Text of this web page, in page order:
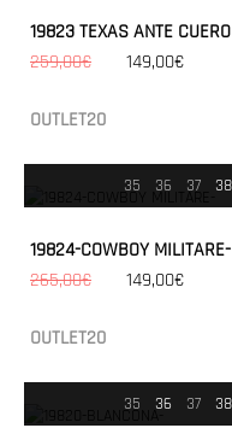
19823 TEXAS ANTE CUERO
259,00€
149,00€
OUTLET20
35 36 37 38
19824-COWBOY MILITARE-
265,00€
149,00€
OUTLET20
35 36 37 38